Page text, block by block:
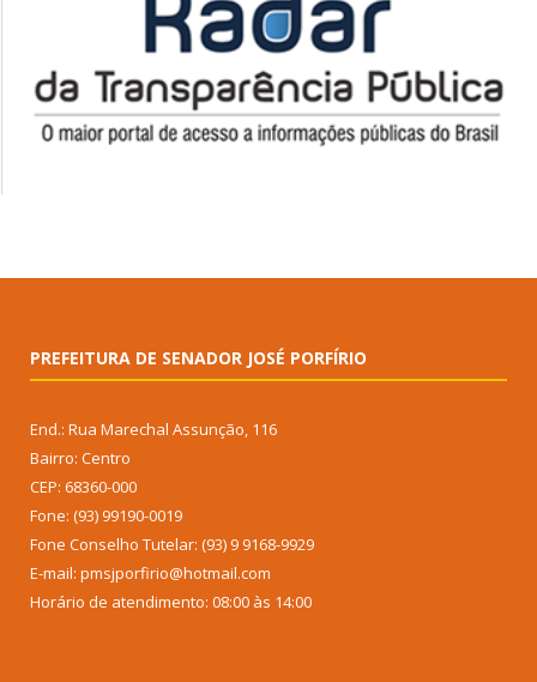
PREFEITURA DE SENADOR JOSÉ PORFÍRIO
End.: Rua Marechal Assunção, 116
Bairro: Centro
CEP: 68360-000
Fone: (93) 99190-0019
Fone Conselho Tutelar: (93) 9 9168-9929
E-mail: pmsjporfirio@hotmail.com
Horário de atendimento: 08:00 às 14:00